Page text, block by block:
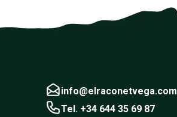
info@elraconetvega.com
Tel. +34 644 35 69 87